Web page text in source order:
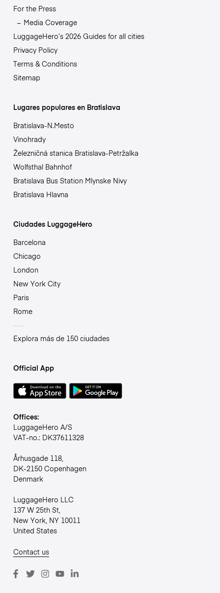
For the Press
Media Coverage
LuggageHero’s 2026 Guides for all cities
Privacy Policy
Terms & Conditions
Sitemap
Lugares populares en Bratislava
Bratislava-N.Mesto
Vinohrady
Železničná stanica Bratislava-Petržalka
Wolfsthal Bahnhof
Bratislava Bus Station Mlynske Nivy
Bratislava Hlavna
Ciudades LuggageHero
Barcelona
Chicago
London
New York City
Paris
Rome
Explora más de 150 ciudades
Official App
Offices:
LuggageHero A/S
VAT-no.: DK37611328
Århusgade 118,
DK-2150 Copenhagen
Denmark
LuggageHero LLC
137 W 25th St,
New York, NY 10011
United States
Contact us